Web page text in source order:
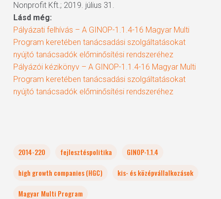
Nonprofit Kft.; 2019. július 31.
Lásd még:
Pályázati felhívás – A GINOP-1.1.4-16 Magyar Multi
Program keretében tanácsadási szolgáltatásokat
nyújtó tanácsadók előminősítési rendszeréhez
Pályázói kézikönyv – A GINOP-1.1.4-16 Magyar Multi
Program keretében tanácsadási szolgáltatásokat
nyújtó tanácsadók előminősítési rendszeréhez
2014-220 fejlesztéspolitika
GINOP-1.1.4
high growth companies (HGC)
kis- és középvállalkozások
Magyar Multi Program